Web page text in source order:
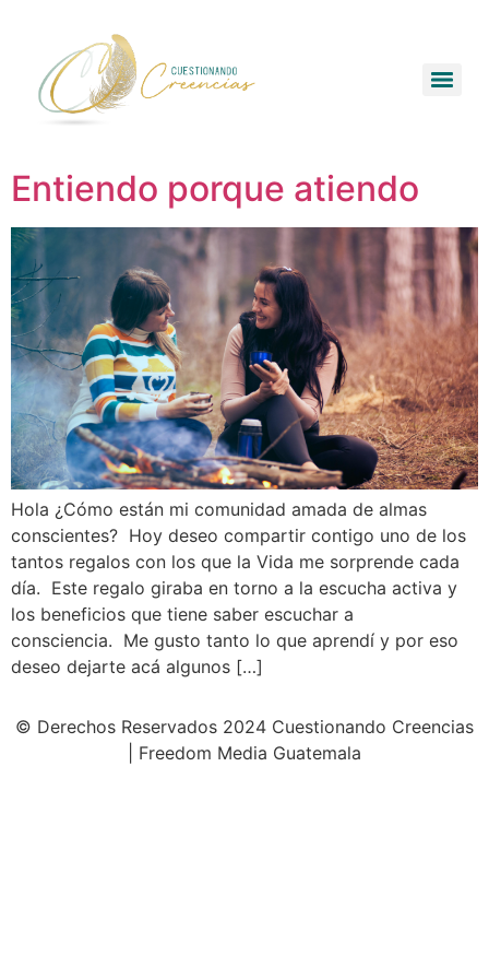
Entiendo porque atiendo
Hola ¿Cómo están mi comunidad amada de almas
conscientes? Hoy deseo compartir contigo uno de los
tantos regalos con los que la Vida me sorprende cada
día. Este regalo giraba en torno a la escucha activa y
los beneficios que tiene saber escuchar a
consciencia. Me gusto tanto lo que aprendí y por eso
deseo dejarte acá algunos […]
© Derechos Reservados 2024 Cuestionando Creencias
| Freedom Media Guatemala